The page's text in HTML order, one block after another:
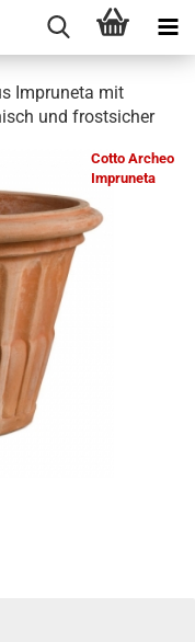
Impruneta mit
und frostsicher
Cotto Archeo
Impruneta